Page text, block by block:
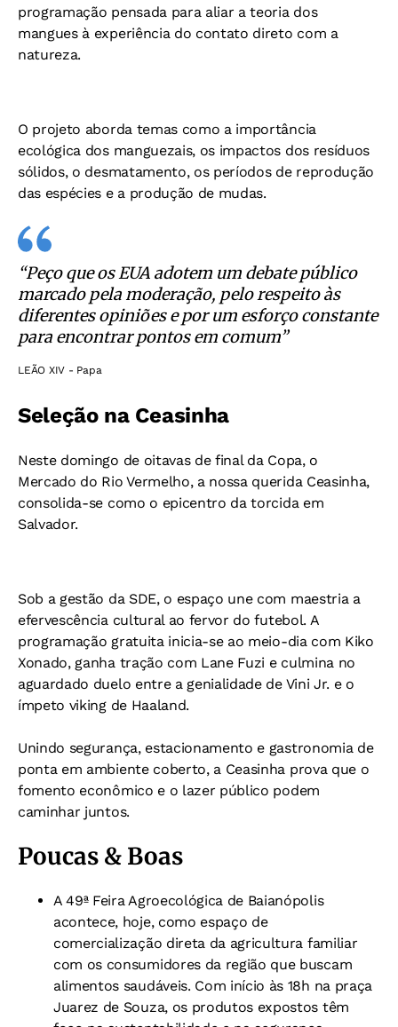
programação pensada para aliar a teoria dos
mangues à experiência do contato direto com a
natureza.
O projeto aborda temas como a importância
ecológica dos manguezais, os impactos dos resíduos
sólidos, o desmatamento, os períodos de reprodução
das espécies e a produção de mudas.
“Peço que os EUA adotem um debate público
marcado pela moderação, pelo respeito às
diferentes opiniões e por um esforço constante
para encontrar pontos em comum”
LEÃO XIV - Papa
Seleção na Ceasinha
Neste domingo de oitavas de final da Copa, o
Mercado do Rio Vermelho, a nossa querida Ceasinha,
consolida-se como o epicentro da torcida em
Salvador.
Sob a gestão da SDE, o espaço une com maestria a
efervescência cultural ao fervor do futebol. A
programação gratuita inicia-se ao meio-dia com Kiko
Xonado, ganha tração com Lane Fuzi e culmina no
aguardado duelo entre a genialidade de Vini Jr. e o
ímpeto viking de Haaland.
Unindo segurança, estacionamento e gastronomia de
ponta em ambiente coberto, a Ceasinha prova que o
fomento econômico e o lazer público podem
caminhar juntos.
Poucas & Boas
A 49ª Feira Agroecológica de Baianópolis
acontece, hoje, como espaço de
comercialização direta da agricultura familiar
com os consumidores da região que buscam
alimentos saudáveis. Com início às 18h na praça
Juarez de Souza, os produtos expostos têm